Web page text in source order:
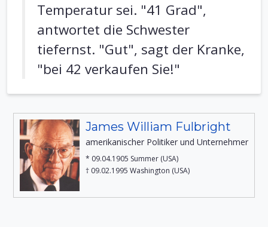
Temperatur sei. "41 Grad",
antwortet die Schwester
tiefernst. "Gut", sagt der Kranke,
"bei 42 verkaufen Sie!"
James William Fulbright
amerikanischer Politiker und Unternehmer
* 09.04.1905 Summer (USA)
† 09.02.1995 Washington (USA)